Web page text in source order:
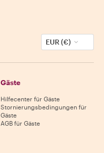
EUR (€)
Gäste
Hilfecenter für Gäste
Stornierungsbedingungen für
Gäste
AGB für Gäste